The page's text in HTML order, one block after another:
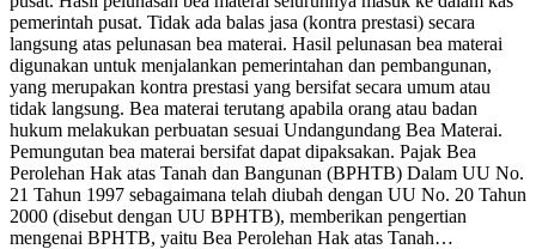
pemerintah pusat. Tidak ada balas jasa (kontra prestasi) secara
langsung atas pelunasan bea materai. Hasil pelunasan bea materai
digunakan untuk menjalankan pemerintahan dan pembangunan,
yang merupakan kontra prestasi yang bersifat secara umum atau
tidak langsung. Bea materai terutang apabila orang atau badan
hukum melakukan perbuatan sesuai Undangundang Bea Materai.
Pemungutan bea materai bersifat dapat dipaksakan. Pajak Bea
Perolehan Hak atas Tanah dan Bangunan (BPHTB) Dalam UU No.
21 Tahun 1997 sebagaimana telah diubah dengan UU No. 20 Tahun
2000 (disebut dengan UU BPHTB), memberikan pengertian
mengenai BPHTB, yaitu Bea Perolehan Hak atas Tanah…